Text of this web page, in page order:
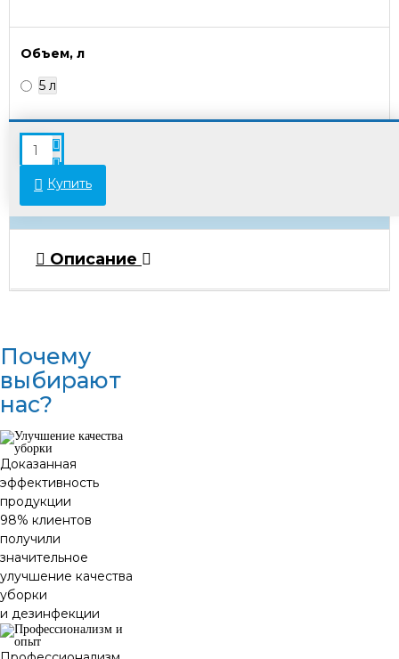
Объем, л
5 л
Купить
В связи с переоценкой товара стоимость
некоторых позиций может отличаться от
указанной на сайте. Просьба уточнять актуальные
Описание
Почему
выбирают
нас?
Доказанная
эффективность
продукции
98% клиентов
получили
значительное
улучшение качества
уборки
и дезинфекции